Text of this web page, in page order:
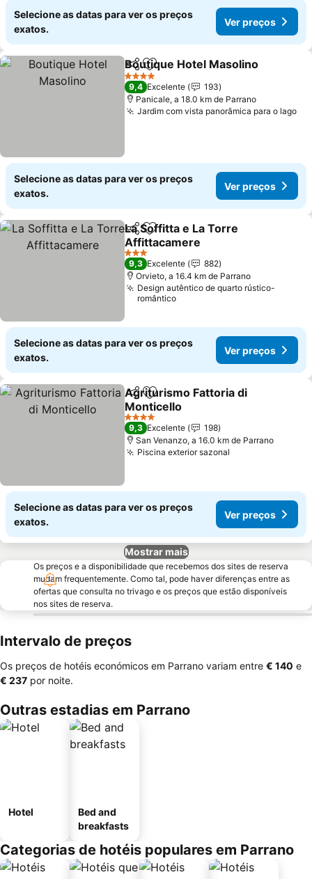
Selecione as datas para ver os preços
exatos.
Ver preços
PartilharAdicionar aos favoritos
Boutique Hotel Masolino
4 Estrelas
9,4 Excelente
193
Panicale, a 18.0 km de Parrano
Jardim com vista panorâmica para o lago
Selecione as datas para ver os preços
exatos.
Ver preços
PartilharAdicionar aos favoritos
La Soffitta e La Torre
Affittacamere
Ver preços
3 Estrelas
9,3 Excelente
882
Orvieto, a 16.4 km de Parrano
Design autêntico de quarto rústico-
romântico
Selecione as datas para ver os preços
exatos.
Ver preços
PartilharAdicionar aos favoritos
Agriturismo Fattoria di
Monticello
Ver preços
4 Estrelas
9,3 Excelente
198
San Venanzo, a 16.0 km de Parrano
Piscina exterior sazonal
Selecione as datas para ver os preços
exatos.
Ver preços
Mostrar mais
Os preços e a disponibilidade que recebemos dos sites de reserva
mudam frequentemente. Como tal, pode haver diferenças entre as
ofertas que consulta no trivago e os preços que estão disponíveis
nos sites de reserva.
Intervalo de preços
Os preços de hotéis económicos em Parrano variam entre ‎€ 140 e
‎€ 237 por noite.
Outras estadias em Parrano
Hotel
Bed and
breakfasts
Categorias de hotéis populares em Parrano